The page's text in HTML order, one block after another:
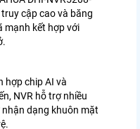
cập cao và băng
mạnh kết hợp với
hợp chip AI và
NVR hỗ trợ nhiều
dạng khuôn mặt